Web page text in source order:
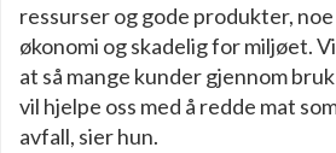
ressurser og gode produkter,
økonomi og skadelig for miljøet.
at så mange kunder gjennom
vil hjelpe oss med å redde mat
avfall, sier hun.